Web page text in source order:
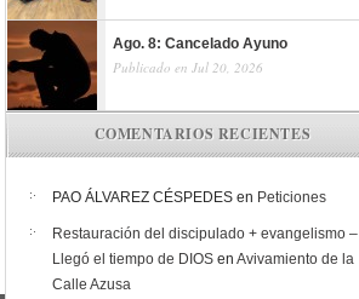
Ago. 8: Cancelado Ayuno
Publicado en Jul 20, 2026
COMENTARIOS RECIENTES
PAO ÁLVAREZ CÉSPEDES en Peticiones
Restauración del discipulado + evangelismo –
Llegó el tiempo de DIOS en Avivamiento de la
Calle Azusa